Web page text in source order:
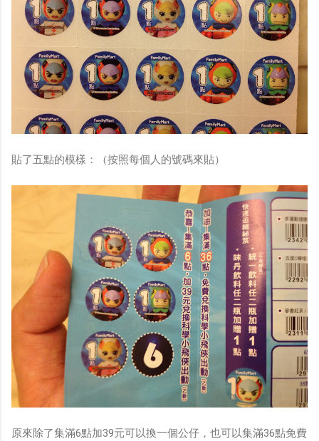
貼了五點的模樣：（按照每個人的號碼來貼）
原來除了集滿6點加39元可以換一個公仔，也可以集滿36點免費